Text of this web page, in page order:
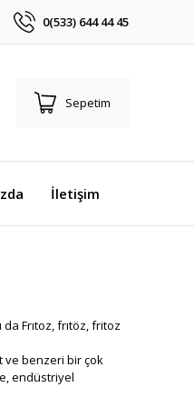
0(533) 644 44 45
Sepetim
İletişim
Frıtoz, frıtöz, fritoz
ve benzeri bir çok
endüstriyel